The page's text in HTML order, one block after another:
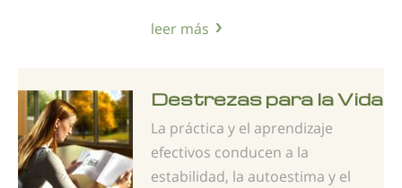
leer más
Destrezas para la Vida
La práctica y el aprendizaje
efectivos conducen a la
estabilidad, la autoestima y el